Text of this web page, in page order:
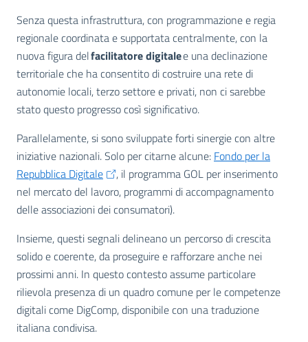
Senza questa infrastruttura, con programmazione e regia
regionale coordinata e supportata centralmente, con la
nuova figura delfacilitatore digitalee una declinazione
territoriale che ha consentito di costruire una rete di
autonomie locali, terzo settore e privati, non ci sarebbe
stato questo progresso così significativo.
Parallelamente, si sono sviluppate forti sinergie con altre
iniziative nazionali. Solo per citarne alcune: Fondo per la
Repubblica Digitale
, il programma GOL per inserimento
nel mercato del lavoro, programmi di accompagnamento
delle associazioni dei consumatori).
Insieme, questi segnali delineano un percorso di crescita
solido e coerente, da proseguire e rafforzare anche nei
prossimi anni. In questo contesto assume particolare
rilievola presenza di un quadro comune per le competenze
digitali come DigComp, disponibile con una traduzione
italiana condivisa.